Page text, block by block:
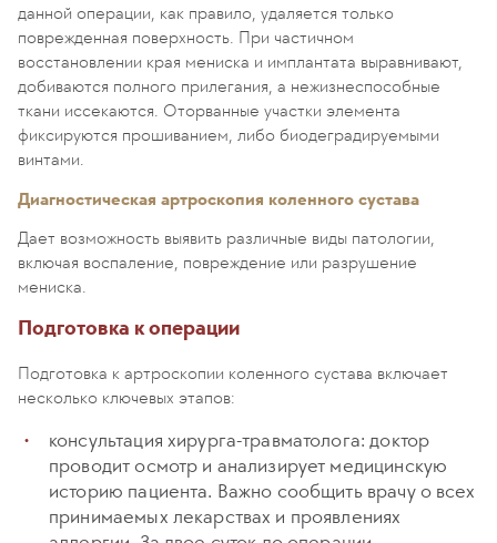
данной операции, как правило, удаляется только
поврежденная поверхность. При частичном
восстановлении края мениска и имплантата выравнивают,
добиваются полного прилегания, а нежизнеспособные
ткани иссекаются. Оторванные участки элемента
фиксируются прошиванием, либо биодеградируемыми
винтами.
Диагностическая артроскопия коленного сустава
Дает возможность выявить различные виды патологии,
включая воспаление, повреждение или разрушение
мениска.
Подготовка к операции
Подготовка к артроскопии коленного сустава включает
несколько ключевых этапов:
консультация хирурга-травматолога: доктор
проводит осмотр и анализирует медицинскую
историю пациента. Важно сообщить врачу о всех
принимаемых лекарствах и проявлениях